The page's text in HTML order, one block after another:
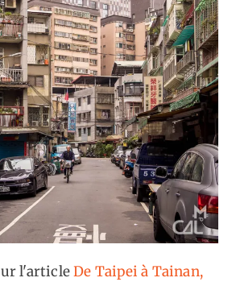
l'articleDe Taipei à Tainan,